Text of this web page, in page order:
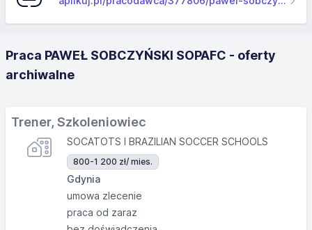
Praca PAWEŁ SOBCZYŃSKI SOPAFC - oferty
archiwalne
Trener, Szkoleniowiec
SOCATOTS I BRAZILIAN SOCCER SCHOOLS
800-1 200 zł/ mies.
Gdynia
umowa zlecenie
praca od zaraz